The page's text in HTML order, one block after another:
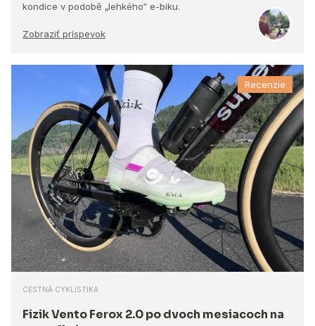
kondice v podobě „lehkého“ e-biku.
Zobraziť príspevok
Recenzie
CESTNÁ CYKLISTIKA
Fizik Vento Ferox 2.0 po dvoch mesiacoch na